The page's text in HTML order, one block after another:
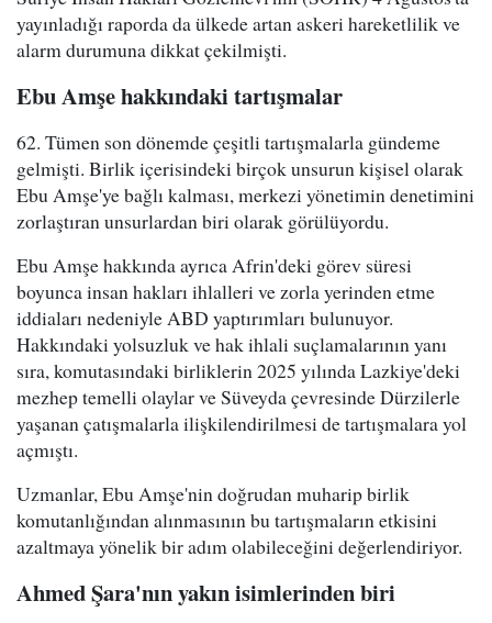
yayınladığı raporda da ülkede artan askeri hareketlilik ve
alarm durumuna dikkat çekilmişti.
Ebu Amşe hakkındaki tartışmalar
62. Tümen son dönemde çeşitli tartışmalarla gündeme
gelmişti. Birlik içerisindeki birçok unsurun kişisel olarak
Ebu Amşe'ye bağlı kalması, merkezi yönetimin denetimini
zorlaştıran unsurlardan biri olarak görülüyordu.
Ebu Amşe hakkında ayrıca Afrin'deki görev süresi
boyunca insan hakları ihlalleri ve zorla yerinden etme
iddiaları nedeniyle ABD yaptırımları bulunuyor.
Hakkındaki yolsuzluk ve hak ihlali suçlamalarının yanı
sıra, komutasındaki birliklerin 2025 yılında Lazkiye'deki
mezhep temelli olaylar ve Süveyda çevresinde Dürzilerle
yaşanan çatışmalarla ilişkilendirilmesi de tartışmalara yol
açmıştı.
Uzmanlar, Ebu Amşe'nin doğrudan muharip birlik
komutanlığından alınmasının bu tartışmaların etkisini
azaltmaya yönelik bir adım olabileceğini değerlendiriyor.
Ahmed Şara'nın yakın isimlerinden biri